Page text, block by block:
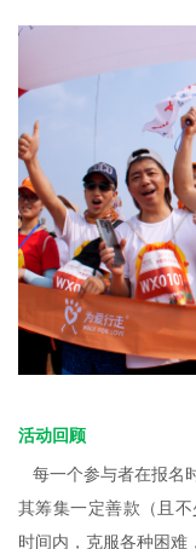
活动回顾
每一个参与者在报名
其筹集一定善款（且
时间内，克服各种困难